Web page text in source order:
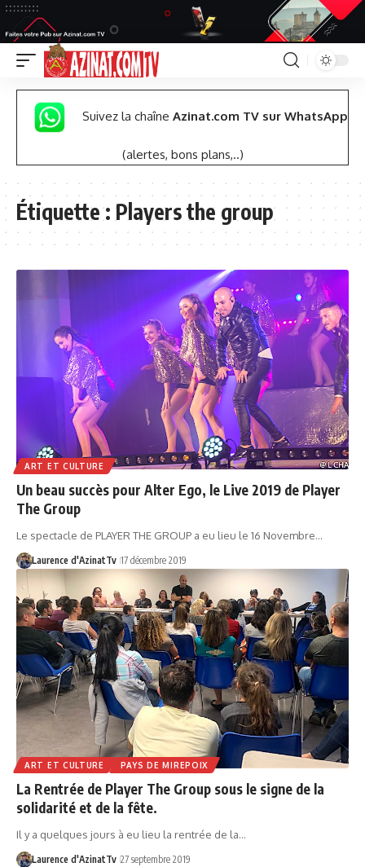
Suivez la chaîne Azinat.com TV sur WhatsApp
(alertes, bons plans,..)
Étiquette :Players the group
ART ET CULTURE
Un beau succès pour Alter Ego, le Live 2019 de Player
The Group
Le spectacle de PLAYER THE GROUP a eu lieu le 16 Novembre…
Laurence d'AzinatTv 17 décembre 2019
ART ET CULTURE PAYS DE MIREPOIX
La Rentrée de Player The Group sous le signe de la
solidarité et de la fête.
Il y a quelques jours à eu lieu la rentrée de la…
Laurence d'AzinatTv 27 septembre 2019